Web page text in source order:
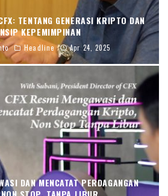
TENTANG GENERASI KRIPTO DAN
KEPEMIMPINAN
Headline Apr 24, 2025
DAN MENCATAT PERDAGANGAN